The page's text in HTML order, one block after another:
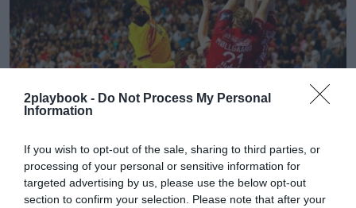
2playbook - Do Not Process My Personal
Information
If you wish to opt-out of the sale, sharing to third parties, or
processing of your personal or sensitive information for
targeted advertising by us, please use the below opt-out
section to confirm your selection. Please note that after your
2Playbook
La Champions de balonmano se acerca al millón